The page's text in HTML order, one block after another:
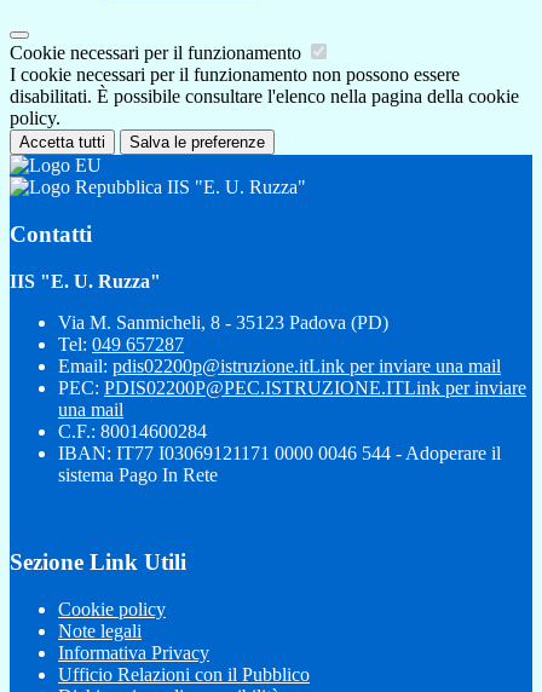
Cookie necessari per il funzionamento
I cookie necessari per il funzionamento non possono essere
disabilitati. È possibile consultare l'elenco nella pagina della cookie
policy.
Accetta tutti Salva le preferenze
IIS "E. U. Ruzza"
Contatti
IIS "E. U. Ruzza"
Via M. Sanmicheli, 8 - 35123 Padova (PD)
Tel: 049 657287
Email: pdis02200p@istruzione.itLink per inviare una mail
PEC: PDIS02200P@PEC.ISTRUZIONE.ITLink per inviare
una mail
C.F.: 80014600284
IBAN: IT77 I03069121171 0000 0046 544 - Adoperare il
sistema Pago In Rete
Sezione Link Utili
Cookie policy
Note legali
Informativa Privacy
Ufficio Relazioni con il Pubblico